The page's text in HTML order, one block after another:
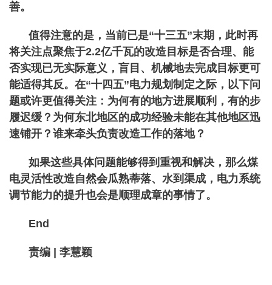
善。
值得注意的是，当前已是“十三五”末期，此时再
将关注点聚焦于2.2亿千瓦的改造目标是否合理、能
否实现已无实际意义，盲目、机械地去完成目标更可
能适得其反。在“十四五”电力规划制定之际，以下问
题或许更值得关注：为何有的地方进展顺利，有的步
履迟缓？为何东北地区的成功经验未能在其他地区迅
速铺开？谁来牵头负责改造工作的落地？
如果这些具体问题能够得到重视和解决，那么煤
电灵活性改造自然会瓜熟蒂落、水到渠成，电力系统
调节能力的提升也会是顺理成章的事情了。
End
责编 | 李慧颖